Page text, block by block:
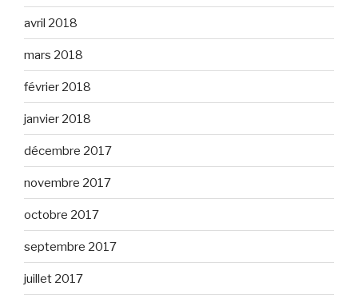
avril 2018
mars 2018
février 2018
janvier 2018
décembre 2017
novembre 2017
octobre 2017
septembre 2017
juillet 2017